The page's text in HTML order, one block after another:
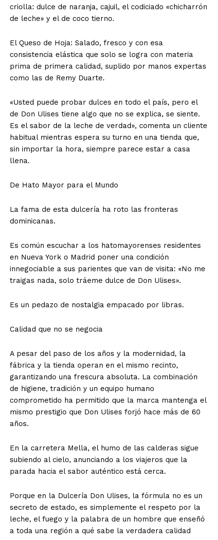
criolla: dulce de naranja, cajuil, el codiciado «chicharrón
de leche» y el de coco tierno.
El Queso de Hoja: Salado, fresco y con esa
consistencia elástica que solo se logra con materia
prima de primera calidad, suplido por manos expertas
como las de Remy Duarte.
«Usted puede probar dulces en todo el país, pero el
de Don Ulises tiene algo que no se explica, se siente.
Es el sabor de la leche de verdad», comenta un cliente
habitual mientras espera su turno en una tienda que,
sin importar la hora, siempre parece estar a casa
llena.
De Hato Mayor para el Mundo
La fama de esta dulcería ha roto las fronteras
dominicanas.
Es común escuchar a los hatomayorenses residentes
en Nueva York o Madrid poner una condición
innegociable a sus parientes que van de visita: «No me
traigas nada, solo tráeme dulce de Don Ulises».
Es un pedazo de nostalgia empacado por libras.
Calidad que no se negocia
A pesar del paso de los años y la modernidad, la
fábrica y la tienda operan en el mismo recinto,
garantizando una frescura absoluta. La combinación
de higiene, tradición y un equipo humano
comprometido ha permitido que la marca mantenga el
mismo prestigio que Don Ulises forjó hace más de 60
años.
En la carretera Mella, el humo de las calderas sigue
subiendo al cielo, anunciando a los viajeros que la
parada hacia el sabor auténtico está cerca.
Porque en la Dulcería Don Ulises, la fórmula no es un
secreto de estado, es simplemente el respeto por la
leche, el fuego y la palabra de un hombre que enseñó
a toda una región a qué sabe la verdadera calidad